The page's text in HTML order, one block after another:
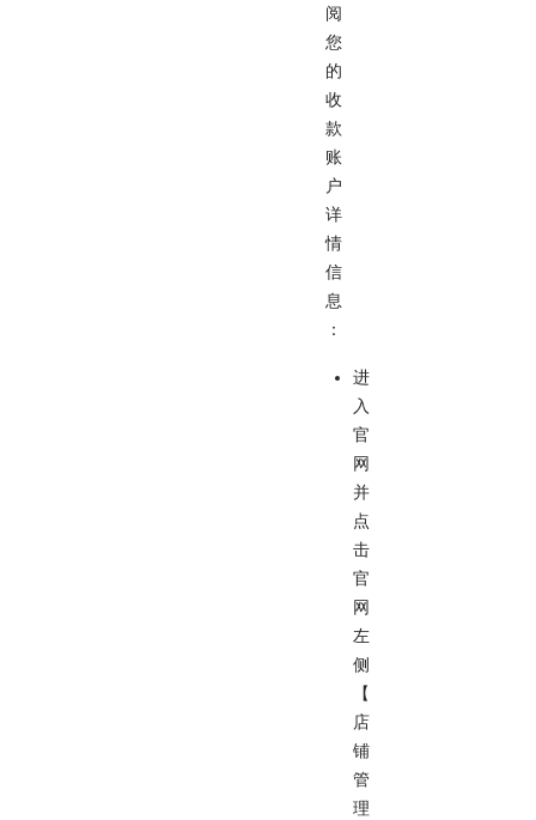
阅
您
的
收
款
账
户
详
情
信
息
：
进
入
官
网
并
点
击
官
网
左
侧
【
店
铺
管
理